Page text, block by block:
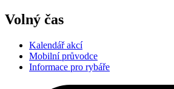
Volný čas
Kalendář akcí
Mobilní průvodce
Informace pro rybáře